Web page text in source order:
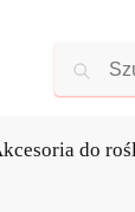
do